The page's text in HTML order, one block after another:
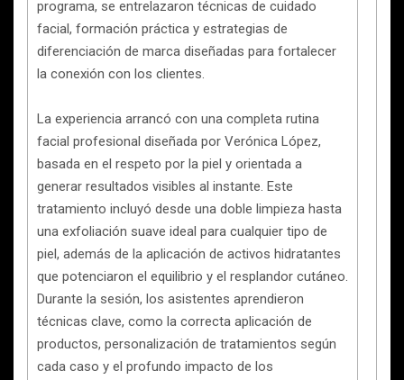
programa, se entrelazaron técnicas de cuidado
facial, formación práctica y estrategias de
diferenciación de marca diseñadas para fortalecer
la conexión con los clientes.
La experiencia arrancó con una completa rutina
facial profesional diseñada por Verónica López,
basada en el respeto por la piel y orientada a
generar resultados visibles al instante. Este
tratamiento incluyó desde una doble limpieza hasta
una exfoliación suave ideal para cualquier tipo de
piel, además de la aplicación de activos hidratantes
que potenciaron el equilibrio y el resplandor cutáneo.
Durante la sesión, los asistentes aprendieron
técnicas clave, como la correcta aplicación de
productos, personalización de tratamientos según
cada caso y el profundo impacto de los